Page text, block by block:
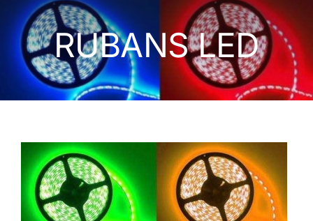
LUMINAIRES EXTERIEURS
APPAREILLAGE ÉLECTRIQUE
RUBANS LED